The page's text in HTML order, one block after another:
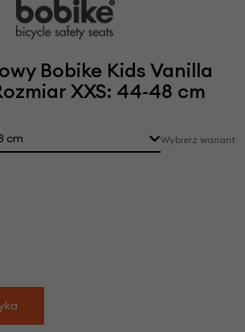
Bobike Kids Vanilla
XXS: 44-48 cm
cm Wybierz wariant